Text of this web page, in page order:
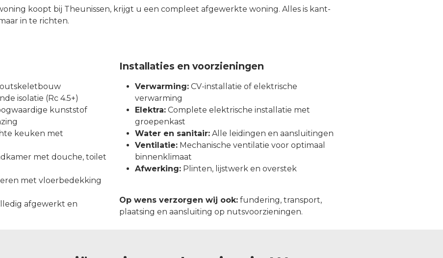
koopt bij Theunissen, krijgt u een compleet afgewerkte woning. Alles is kant-
in te richten.
isolatie (Rc 4.5+)
kunststof
keuken met
met douche, toilet
met vloerbedekking
afgewerkt en
Installaties en voorzieningen
Verwarming: CV-installatie of elektrische
verwarming
Elektra: Complete elektrische installatie met
groepenkast
Water en sanitair: Alle leidingen en aansluitingen
Ventilatie: Mechanische ventilatie voor optimaal
binnenklimaat
Afwerking: Plinten, lijstwerk en overstek
Op wens verzorgen wij ook: fundering, transport,
plaatsing en aansluiting op nutsvoorzieningen.